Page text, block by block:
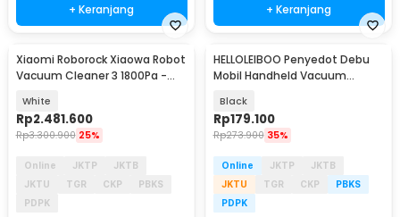
+ Keranjang + Keranjang
Akan Datang
Xiaomi Roborock Xiaowa Robot
Vacuum Cleaner 3 1800Pa -
White
Rp2.481.600
Rp3.300.900 25%
Online JKTP
JKTB
JKTU
TGR CKP
PBKS
PDPK
HELLOLEIBOO Penyedot Debu
Mobil Handheld Vacuum
Black
Rp179.100
Rp273.900 35%
Online JKTP
JKTB
JKTU
TGR CKP
PBKS
PDPK